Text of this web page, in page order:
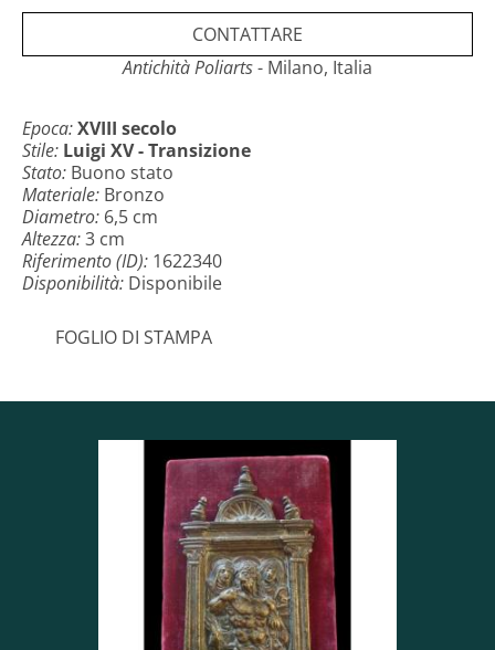
CONTATTARE
Antichità Poliarts- Milano, Italia
Epoca:XVIII secolo
Stile: Luigi XV - Transizione
Stato: Buono stato
Materiale: Bronzo
Diametro: 6,5 cm
Altezza:3 cm
Riferimento (ID): 1622340
Disponibilità: Disponibile
FOGLIO DI STAMPA